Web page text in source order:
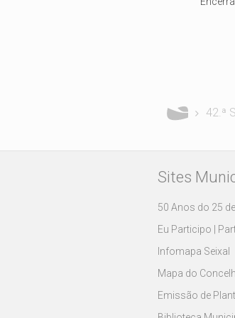
42.ª
Sites
50 Anos do 25
Eu Participo |
Infomapa Seixal
Mapa do
Emissão de